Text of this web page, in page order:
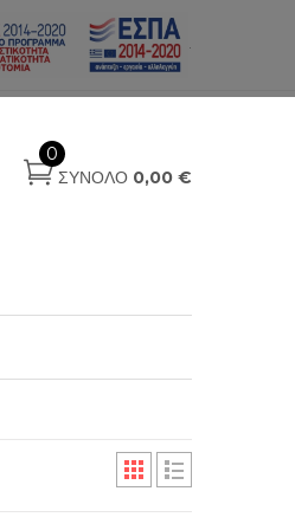
.
0
ΣΎΝΟΛΟ 0,00 €